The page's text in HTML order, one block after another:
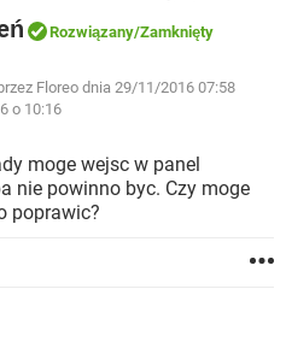
FACEBOOK
FACEBOOK
TIKTOK
NETFLIX
FACEBOOK
TIKTOK
NETFLIX
FACEBOOK
WHATSAPP
Rozwiązany/Zamknięty
Floreo dnia 29/11/2016 07:58
o 10:16
moge wejsc w panel
nie powinno byc. Czy moge
poprawic?